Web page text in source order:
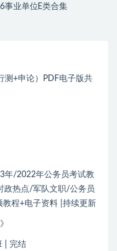
事业单位E类合集
测+申论）PDF电子版共
年/2022年公务员考试教
热点/军队文职/公务员
程+电子资料 |持续更新
| 完结